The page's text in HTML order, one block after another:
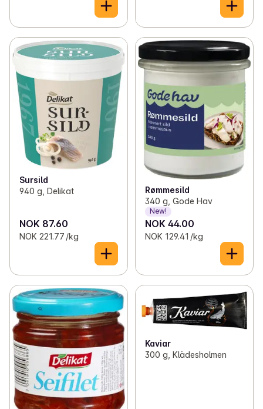
Sursild
940 g, Delikat
NOK 87.60
NOK 221.77 /kg
Rømmesild
340 g, Gode Hav
New!
NOK 44.00
NOK 129.41 /kg
Kaviar
300 g, Klädesholmen